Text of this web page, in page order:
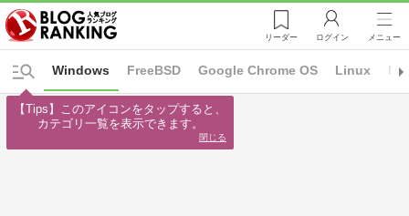
リーダー ログイン メニュー
FreeBSD Google Chrome OS Linux
Windows
【Tips】このアイコンをタップすると、
カテゴリ一覧を表示できます。
閉じる